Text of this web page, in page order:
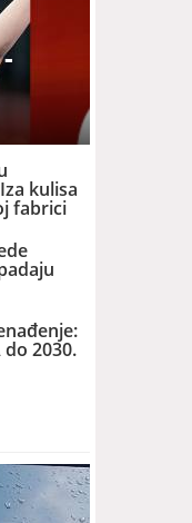
kulisa
fabrici
do 2030.